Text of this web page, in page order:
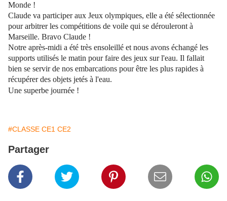
Monde !
Claude va participer aux Jeux olympiques, elle a été sélectionnée
pour arbitrer les compétitions de voile qui se dérouleront à
Marseille. Bravo Claude !
Notre après-midi a été très ensoleillé et nous avons échangé les
supports utilisés le matin pour faire des jeux sur l'eau. Il fallait
bien se servir de nos embarcations pour être les plus rapides à
récupérer des objets jetés à l'eau.
Une superbe journée !
#CLASSE CE1 CE2
Partager